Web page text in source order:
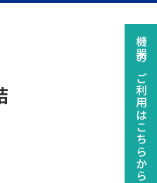
機器のご利用はこちらから